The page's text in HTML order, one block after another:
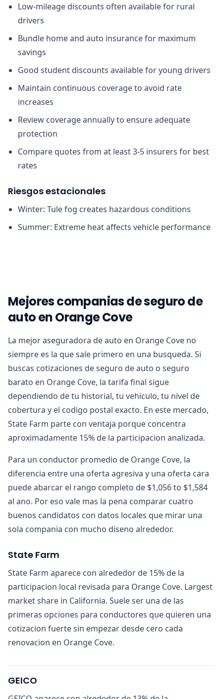
Low-mileage discounts often available for rural
drivers
Bundle home and auto insurance for maximum
savings
Good student discounts available for young drivers
Maintain continuous coverage to avoid rate
increases
Review coverage annually to ensure adequate
protection
Compare quotes from at least 3-5 insurers for best
rates
Riesgos estacionales
Winter: Tule fog creates hazardous conditions
Summer: Extreme heat affects vehicle performance
Mejores companias de seguro de
auto en Orange Cove
La mejor aseguradora de auto en Orange Cove no
siempre es la que sale primero en una busqueda. Si
buscas cotizaciones de seguro de auto o seguro
barato en Orange Cove, la tarifa final sigue
dependiendo de tu historial, tu vehiculo, tu nivel de
cobertura y el codigo postal exacto. En este mercado,
State Farm parte con ventaja porque concentra
aproximadamente 15% de la participacion analizada.
Para un conductor promedio de Orange Cove, la
diferencia entre una oferta agresiva y una oferta cara
puede abarcar el rango completo de $1,056 to $1,584
al ano. Por eso vale mas la pena comparar cuatro
buenos candidatos con datos locales que mirar una
sola compania con mucho diseno alrededor.
State Farm
State Farm aparece con alrededor de 15% de la
participacion local revisada para Orange Cove. Largest
market share in California. Suele ser una de las
primeras opciones para conductores que quieren una
cotizacion fuerte sin empezar desde cero cada
renovacion en Orange Cove.
GEICO